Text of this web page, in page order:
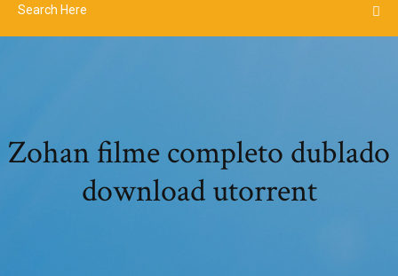
Zohan filme completo dublado
download utorrent